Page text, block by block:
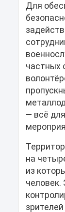
Для
частных
— всё
на
из
человек.